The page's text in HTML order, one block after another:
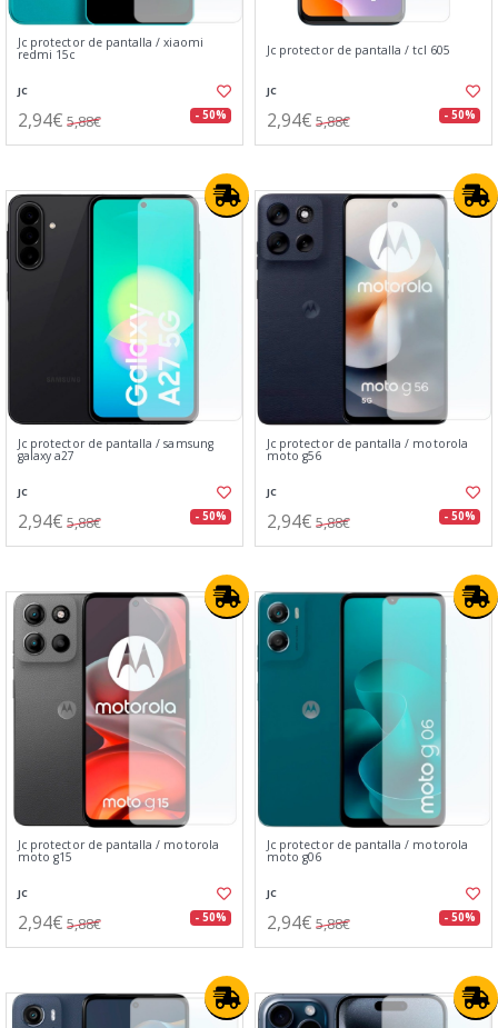
Jc protector de pantalla / xiaomi
redmi 15c
JC
2,94€ 5,88€ - 50%
Jc protector de pantalla / tcl 605
JC
2,94€ 5,88€ - 50%
Jc protector de pantalla / samsung
galaxy a27
JC
2,94€ 5,88€ - 50%
Jc protector de pantalla / motorola
moto g56
JC
2,94€ 5,88€ - 50%
Jc protector de pantalla / motorola
moto g15
JC
2,94€ 5,88€ - 50%
Jc protector de pantalla / motorola
moto g06
JC
2,94€ 5,88€ - 50%